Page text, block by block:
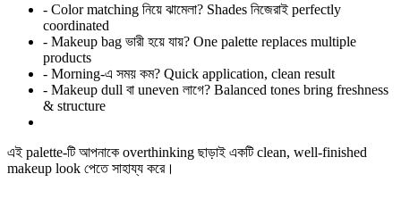
- Color matching নিয়ে ঝামেলা? Shades নিজেরাই perfectly
coordinated
- Makeup bag ভারী হয়ে যায়? One palette replaces multiple
products
- Morning-এ সময় কম? Quick application, clean result
- Makeup dull বা uneven লাগে? Balanced tones bring freshness
& structure
এই palette-টি আপনাকে overthinking ছাড়াই একটি clean, well-finished
makeup look পেতে সাহায্য করে।